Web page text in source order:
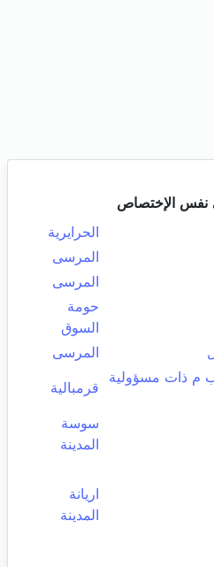
الإختصاص
الحرايرية
المرسى
المرسى
حومة
السوق
المرسى
م ذات مسؤولية
قرمبالية
سوسة
المدينة
اريانة
المدينة